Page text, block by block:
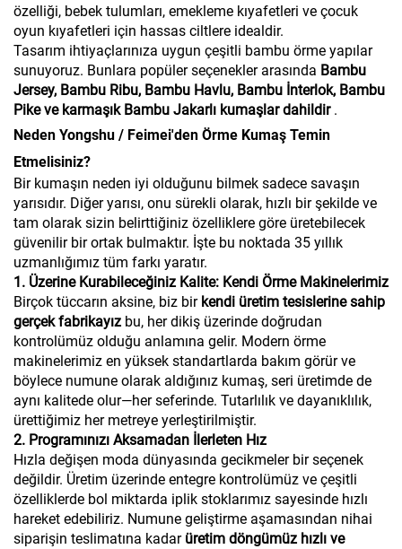
özelliği, bebek tulumları, emekleme kıyafetleri ve çocuk
oyun kıyafetleri için hassas ciltlere idealdir.
Tasarım ihtiyaçlarınıza uygun çeşitli bambu örme yapılar
sunuyoruz. Bunlara popüler seçenekler arasında Bambu
Jersey, Bambu Ribu, Bambu Havlu, Bambu İnterlok, Bambu
Pike ve karmaşık Bambu Jakarlı kumaşlar dahildir .
Neden Yongshu / Feimei'den Örme Kumaş Temin
Etmelisiniz?
Bir kumaşın neden iyi olduğunu bilmek sadece savaşın
yarısıdır. Diğer yarısı, onu sürekli olarak, hızlı bir şekilde ve
tam olarak sizin belirttiğiniz özelliklere göre üretebilecek
güvenilir bir ortak bulmaktır. İşte bu noktada 35 yıllık
uzmanlığımız tüm farkı yaratır.
1. Üzerine Kurabileceğiniz Kalite: Kendi Örme Makinelerimiz
Birçok tüccarın aksine, biz bir kendi üretim tesislerine sahip
gerçek fabrikayız bu, her dikiş üzerinde doğrudan
kontrolümüz olduğu anlamına gelir. Modern örme
makinelerimiz en yüksek standartlarda bakım görür ve
böylece numune olarak aldığınız kumaş, seri üretimde de
aynı kalitede olur—her seferinde. Tutarlılık ve dayanıklılık,
ürettiğimiz her metreye yerleştirilmiştir.
2. Programınızı Aksamadan İlerleten Hız
Hızla değişen moda dünyasında gecikmeler bir seçenek
değildir. Üretim üzerinde entegre kontrolümüz ve çeşitli
özelliklerde bol miktarda iplik stoklarımız sayesinde hızlı
hareket edebiliriz. Numune geliştirme aşamasından nihai
siparişin teslimatına kadar üretim döngümüz hızlı ve